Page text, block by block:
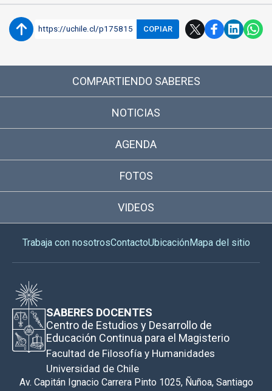
https://uchile.cl/p175815 COPIAR
COMPARTIENDO SABERES
NOTICIAS
AGENDA
FOTOS
VIDEOS
Trabaja con nosotrosContactoUbicación Mapa del sitio
SABERES DOCENTES
Centro de Estudios y Desarrollo de
Educación Continua para el Magisterio
Facultad de Filosofía y Humanidades
Universidad de Chile
Av. Capitán Ignacio Carrera Pinto 1025, Ñuñoa, Santiago